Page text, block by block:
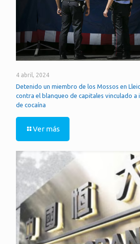
4 abril, 2024
Detenido un miembro de los Mossos en
contra el blanqueo de capitales vinculado
de cocaína
Ver más